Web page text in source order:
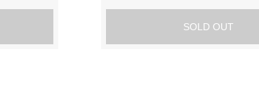
SOLD OUT